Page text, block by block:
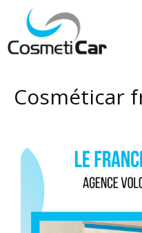
Cosméticar